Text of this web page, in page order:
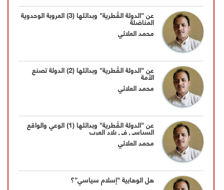
عن "الدولة القُطرية" وبدائلها (3) العروبة الوحدوية
المناضلة
محمد العلائي
عن "الدولة القُطرية" وبدائلها (2) الدولة تصنع
الأمة
محمد العلائي
عن "الدولة القُطرية" وبدائلها (1) الوعي والواقع
السياسي في بلاد العرب
محمد العلائي
هل الوهابية "إسلام سياسي"؟